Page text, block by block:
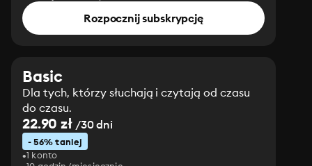
Rozpocznij subskrypcję
Basic
Dla tych, którzy słuchają i czytają od czasu
do czasu.
22.90 zł/30 dni
- 56% taniej
1 konto